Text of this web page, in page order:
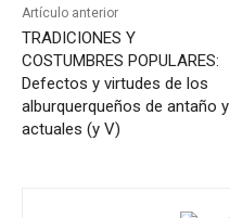
Artículo anterior
TRADICIONES Y
COSTUMBRES POPULARES:
Defectos y virtudes de los
alburquerqueños de antaño y
actuales (y V)